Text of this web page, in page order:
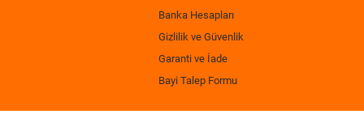
Banka Hesapları
Gizlilik ve Güvenlik
Garanti ve İade
Bayi Talep Formu